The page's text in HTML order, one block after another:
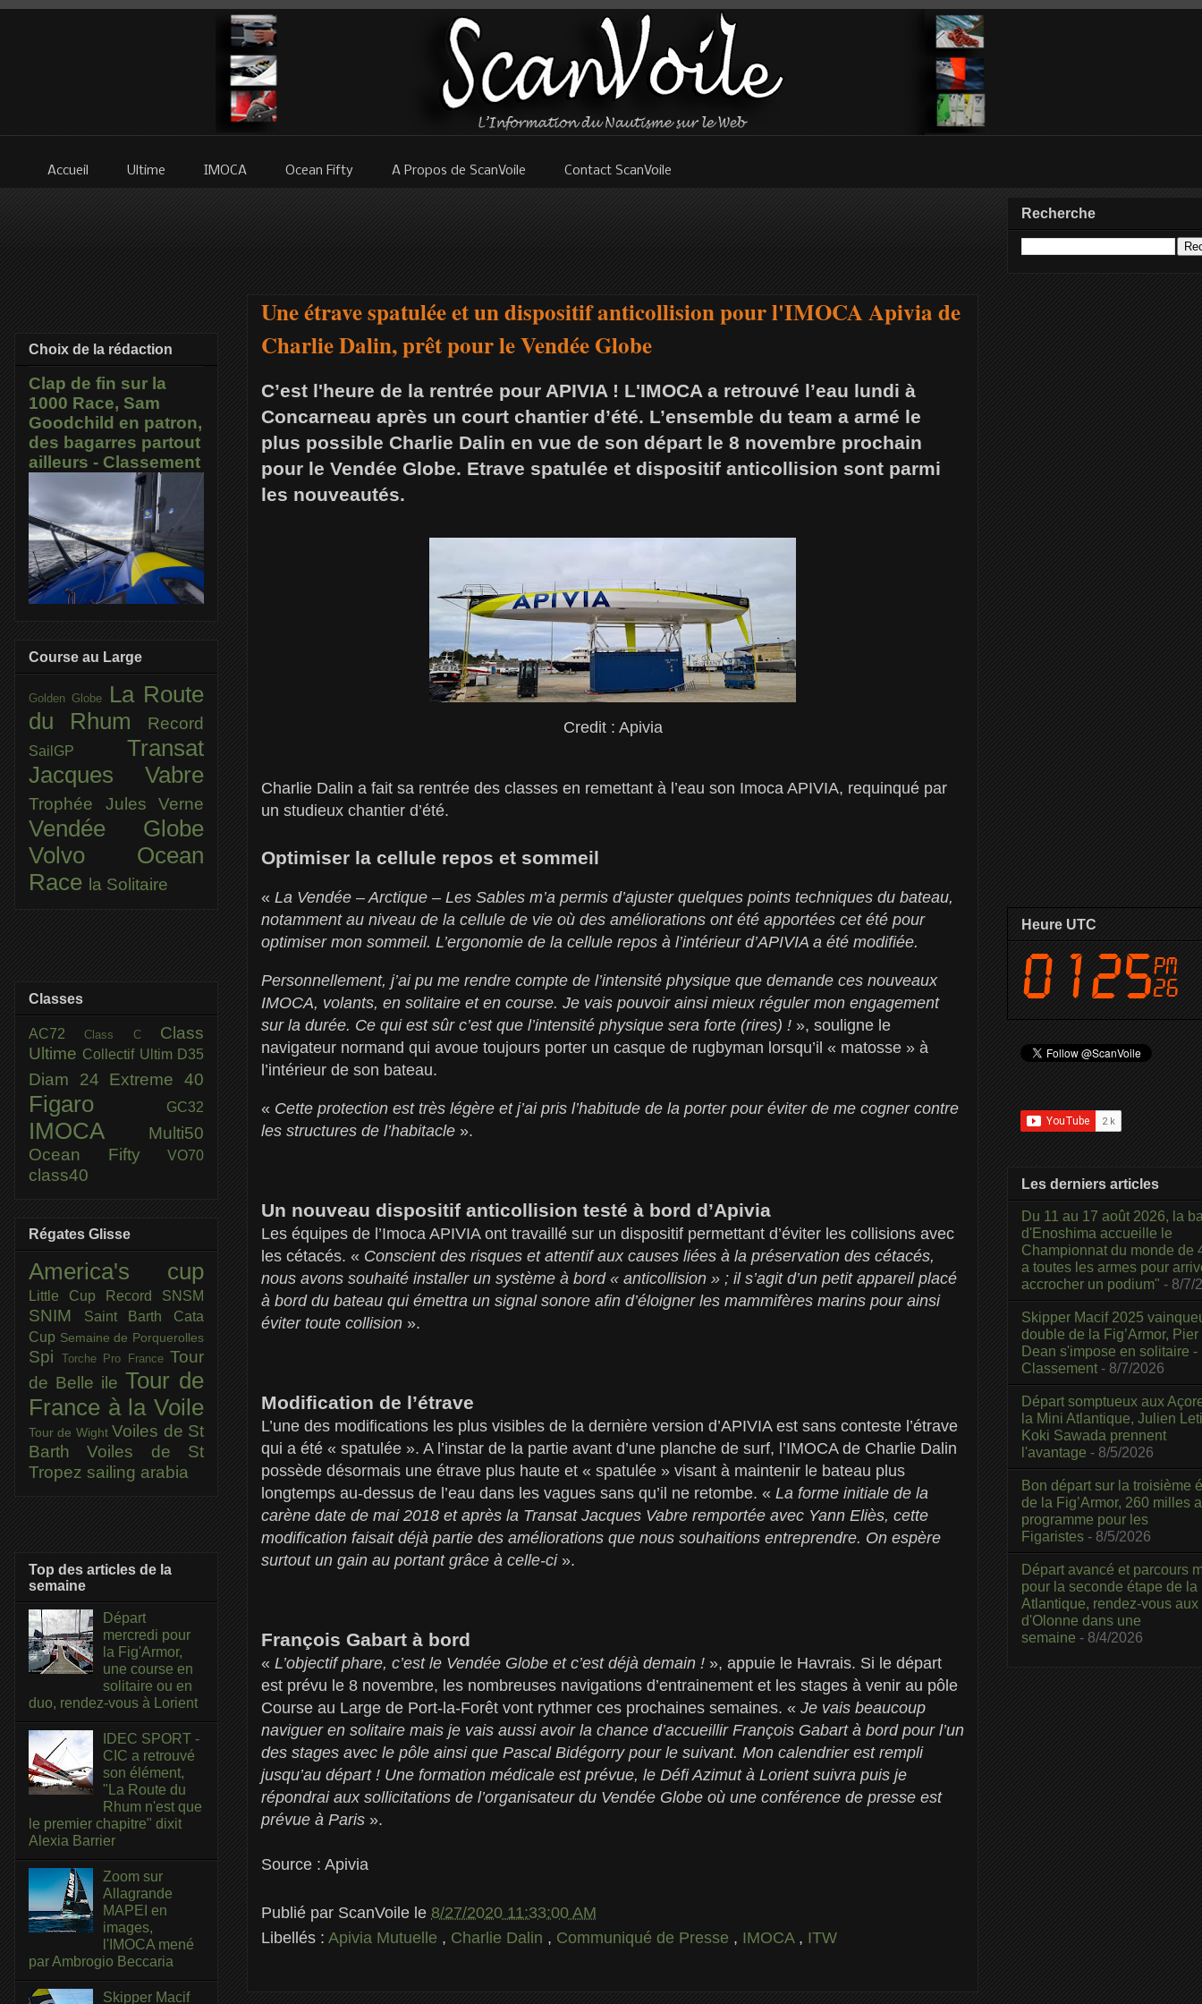
Accueil Ultime IMOCA Ocean Fifty A Propos de ScanVoile Contact ScanVoile
Une étrave spatulée et un dispositif anticollision pour l'IMOCA Apivia de
Charlie Dalin, prêt pour le Vendée Globe
C’est l'heure de la rentrée pour APIVIA ! L'IMOCA a retrouvé l’eau lundi à
Concarneau après un court chantier d’été. L’ensemble du team a armé le
plus possible Charlie Dalin en vue de son départ le 8 novembre prochain
pour le Vendée Globe. Etrave spatulée et dispositif anticollision sont parmi
les nouveautés.
Credit : Apivia
Charlie Dalin a fait sa rentrée des classes en remettant à l’eau son Imoca APIVIA, requinqué par
un studieux chantier d’été.
Optimiser la cellule repos et sommeil
« La Vendée – Arctique – Les Sables m’a permis d’ajuster quelques points techniques du bateau,
notamment au niveau de la cellule de vie où des améliorations ont été apportées cet été pour
optimiser mon sommeil. L’ergonomie de la cellule repos à l’intérieur d’APIVIA a été modifiée.
Personnellement, j’ai pu me rendre compte de l’intensité physique que demande ces nouveaux
IMOCA, volants, en solitaire et en course. Je vais pouvoir ainsi mieux réguler mon engagement
sur la durée. Ce qui est sûr c’est que l’intensité physique sera forte (rires) ! », souligne le
navigateur normand qui avoue toujours porter un casque de rugbyman lorsqu’il « matosse » à
l’intérieur de son bateau.
« Cette protection est très légère et j’ai pris l’habitude de la porter pour éviter de me cogner contre
les structures de l’habitacle ».
Un nouveau dispositif anticollision testé à bord d’Apivia
Les équipes de l’Imoca APIVIA ont travaillé sur un dispositif permettant d’éviter les collisions avec
les cétacés. « Conscient des risques et attentif aux causes liées à la préservation des cétacés,
nous avons souhaité installer un système à bord « anticollision » ; il s’agit d’un petit appareil placé
à bord du bateau qui émettra un signal sonore afin d’éloigner les mammifères marins pour ainsi
éviter toute collision ».
Modification de l’étrave
L’une des modifications les plus visibles de la dernière version d’APIVIA est sans conteste l’étrave
qui a été « spatulée ». A l’instar de la partie avant d’une planche de surf, l’IMOCA de Charlie Dalin
possède désormais une étrave plus haute et « spatulée » visant à maintenir le bateau plus
longtemps au-dessus de l’eau dans les vagues sans qu’il ne retombe. « La forme initiale de la
carène date de mai 2018 et après la Transat Jacques Vabre remportée avec Yann Eliès, cette
modification faisait déjà partie des améliorations que nous souhaitions entreprendre. On espère
surtout un gain au portant grâce à celle-ci ».
François Gabart à bord
« L’objectif phare, c’est le Vendée Globe et c’est déjà demain ! », appuie le Havrais. Si le départ
est prévu le 8 novembre, les nombreuses navigations d’entrainement et les stages à venir au pôle
Course au Large de Port-la-Forêt vont rythmer ces prochaines semaines. « Je vais beaucoup
naviguer en solitaire mais je vais aussi avoir la chance d’accueillir François Gabart à bord pour l’un
des stages avec le pôle ainsi que Pascal Bidégorry pour le suivant. Mon calendrier est rempli
jusqu’au départ ! Une formation médicale est prévue, le Défi Azimut à Lorient suivra puis je
répondrai aux sollicitations de l’organisateur du Vendée Globe où une conférence de presse est
prévue à Paris ».
Source : Apivia
Publié par ScanVoile le 8/27/2020 11:33:00 AM
Libellés : Apivia Mutuelle , Charlie Dalin , Communiqué de Presse , IMOCA , ITW
Choix de la rédaction
Clap de fin sur la
1000 Race, Sam
Goodchild en patron,
des bagarres partout
ailleurs - Classement
Course au Large
Golden Globe
La Route
du Rhum
Record
SailGP Transat
Jacques Vabre
Trophée Jules Verne
Vendée Globe
Volvo Ocean
Race la Solitaire
Classes
AC72Class C Class
Ultime Collectif Ultim D35
Diam 24 Extreme 40
Figaro GC32
IMOCA
Multi50
Ocean Fifty
VO70
class40
Régates Glisse
America's cup
Little Cup Record SNSM
SNIM
Saint Barth Cata
Cup Semaine de Porquerolles
Spi Torche Pro France Tour
de Belle ile Tour de
France à la Voile
Tour de Wight Voiles de St
BarthVoiles de St
Tropez sailing arabia
Top des articles de la
semaine
Départ
mercredi pour
la Fig'Armor,
une course en
solitaire ou en
duo, rendez-vous à Lorient
IDEC SPORT -
CIC a retrouvé
son élément,
"La Route du
Rhum n'est que
le premier chapitre" dixit
Alexia Barrier
Zoom sur
Allagrande
MAPEI en
images,
l'IMOCA mené
par Ambrogio Beccaria
Skipper Macif
Recherche
Heure UTC
Les derniers articles
Du 11 au 17 août 2026, la
d'Enoshima accueille le
Championnat du monde de
a toutes les armes pour
accrocher un podium" - 8/7/
Skipper Macif 2025
double de la Fig’Armor,
Dean s'impose en solitaire -
Classement - 8/7/2026
Départ somptueux aux
la Mini Atlantique, Julien
Koki Sawada prennent
l'avantage - 8/5/2026
Bon départ sur la troisième
de la Fig’Armor, 260 milles
programme pour les
Figaristes - 8/5/2026
Départ avancé et parcours
pour la seconde étape de la
Atlantique, rendez-vous
d'Olonne dans une
semaine - 8/4/2026